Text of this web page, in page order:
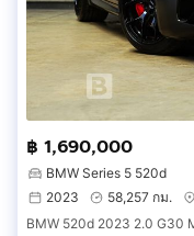
฿ 1,690,000
BMW Series 5 520d
2023
58,257 กม.
BMW 520d 2023 2.0 G30